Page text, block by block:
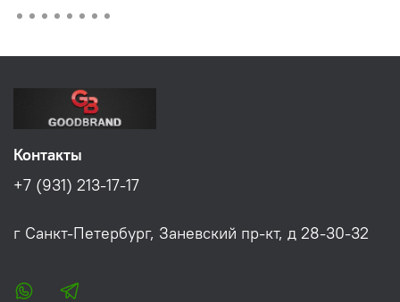
Контакты
+7 (931) 213-17-17
г Санкт-Петербург, Заневский пр-кт, д 28-30-32